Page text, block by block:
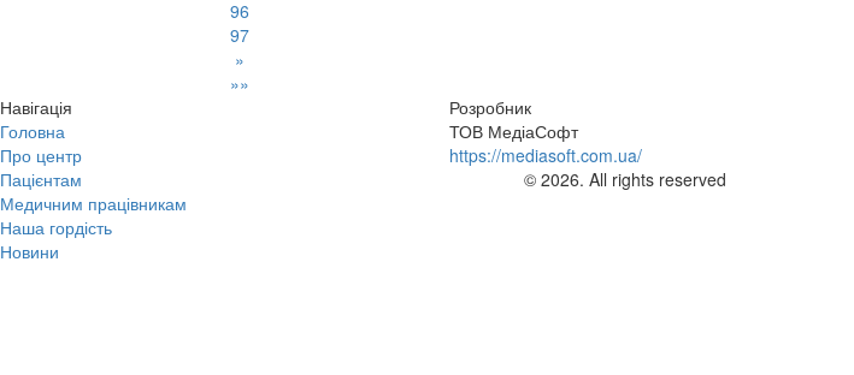
96
97
»
»»
Навігація
Головна
Про центр
Пацієнтам
Медичним працівникам
Наша гордість
Новини
Розробник
ТОВ МедіаСофт
https://mediasoft.com.ua/
© 2026. All rights reserved